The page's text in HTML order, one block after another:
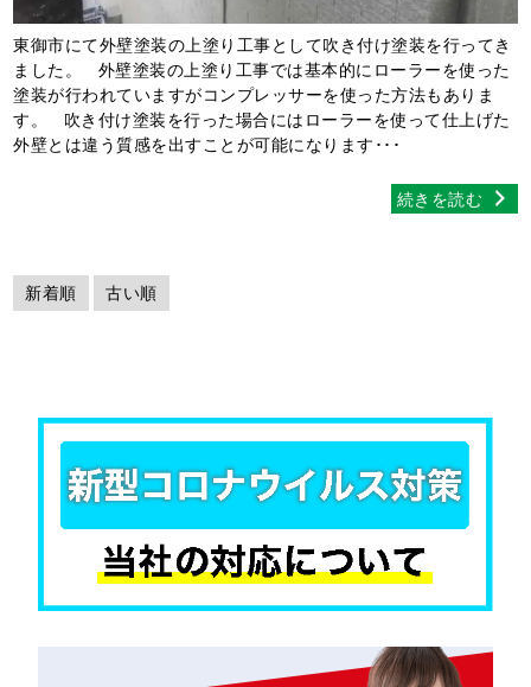
東御市にて外壁塗装の上塗り工事として吹き付け塗装を行ってき
ました。 外壁塗装の上塗り工事では基本的にローラーを使った
塗装が行われていますがコンプレッサーを使った方法もありま
す。 吹き付け塗装を行った場合にはローラーを使って仕上げた
外壁とは違う質感を出すことが可能になります･･･
続きを読む
新着順 古い順